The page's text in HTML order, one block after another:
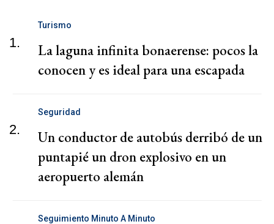
1.
Turismo
La laguna infinita bonaerense: pocos la
conocen y es ideal para una escapada
2.
Seguridad
Un conductor de autobús derribó de un
puntapié un dron explosivo en un
aeropuerto alemán
Seguimiento Minuto A Minuto